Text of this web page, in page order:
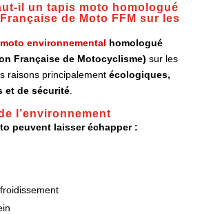
il un tapis moto homologué
de Moto FFM sur les
environnemental homologué
Française de Motocyclisme) sur les
raisons principalement écologiques,
et de sécurité.
l’environnement
peuvent laisser échapper :